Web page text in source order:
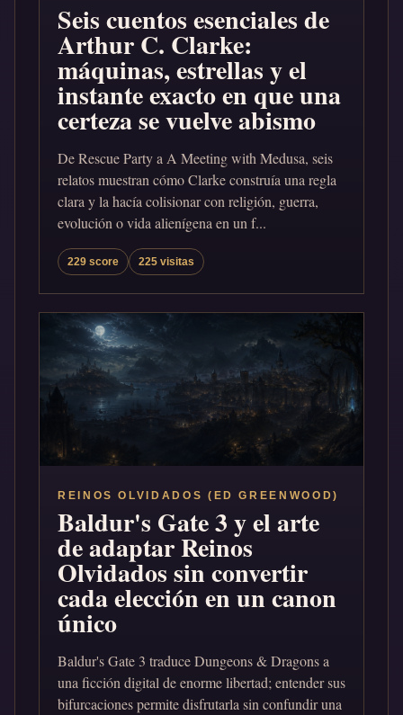
Seis cuentos esenciales de
Arthur C. Clarke:
máquinas, estrellas y el
instante exacto en que una
certeza se vuelve abismo
De Rescue Party a A Meeting with Medusa, seis
relatos muestran cómo Clarke construía una regla
clara y la hacía colisionar con religión, guerra,
evolución o vida alienígena en un f...
229 score 225 visitas
REINOS OLVIDADOS (ED GREENWOOD)
Baldur's Gate 3 y el arte
de adaptar Reinos
Olvidados sin convertir
cada elección en un canon
único
Baldur's Gate 3 traduce Dungeons & Dragons a
una ficción digital de enorme libertad; entender sus
bifurcaciones permite disfrutarla sin confundir una